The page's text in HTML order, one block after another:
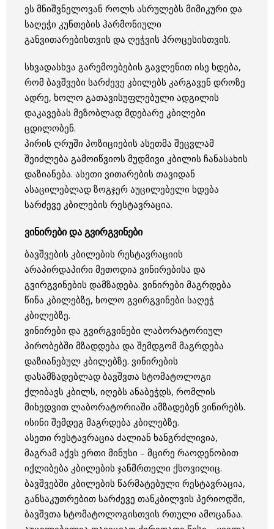
ეს მნიშვნელოვან როლს ასრულებს მიმიკური და
საღეჭი კუნთების ჰარმონიული
განვითარებისთვის და ღეჭვის პროცესისთვის.
სხვადასხვა გარემოებების გავლენით ისე ხდება,
რომ ბავშვები სარძევე კბილებს კარგავენ დროზე
ადრე, ხოლო გათავისუფლებული ადგილის
დაკავებას მეზობლად მდებარე კბილები
ცდილობენ.
პირის ღრუში პოზიციების ასეთმა შეცვლამ
შეიძლება გამოიწვიოს მუდმივი კბილის ჩანასახის
დაზიანება. ასეთი ვითარების თავიდან
ასაცილებლად ზოგჯერ აუცილებელი ხდება
სარძევე კბილების რესტავრაცია.
ვინირები და გვირგვინები
ბავშვების კბილების რესტავრაციის
არაპირდაპირი მეთოდია ვინირებისა და
გვირგვინების დამზადება. ვინირები მაგრდება
წინა კბილებზე, ხოლო გვირგვინები საღეჭ
კბილებზე.
ვინირები და გვირგვინები ლაბორატორიულ
პირობებში მზადდება და შემდგომ მაგრდება
დაზიანებულ კბილებზე. ვინირების
დასამზადებლად ბავშვთა სტომატოლოგი
ქლიბავს კბილს, იღებს ანაბეჭდს, რომლის
მიხედვით ლაბორატორიაში ამზადებენ ვინირებს.
ისინი შემდეგ მაგრდება კბილებზე.
ასეთი რესტავრაცია ძალიან ხანგრძლივია,
მაგრამ აქვს ერთი მინუსი – მცირე რაოდენობით
იქლიბება კბილების ჯანმრთელი ქსოვილიც.
ბავშვებში კბილების წარმატებული რესტავრაცია,
განსაკუთრებით სარძევე თანკბილვის პერიოდში,
ბავშვთა სტომატოლოგისთვის რთული ამოცანაა.